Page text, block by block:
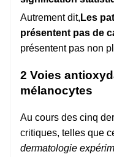
Autrement dit, Les
présentent pas de
présentent pas non
2 Voies
mélanocytes
Au cours des cinq
critiques, telles que
dermatologie